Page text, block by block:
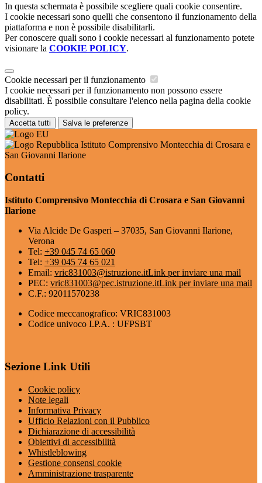
In questa schermata è possibile scegliere quali cookie consentire.
I cookie necessari sono quelli che consentono il funzionamento della
piattaforma e non è possibile disabilitarli.
Per conoscere quali sono i cookie necessari al funzionamento potete
visionare la COOKIE POLICY.
Cookie necessari per il funzionamento
I cookie necessari per il funzionamento non possono essere
disabilitati. È possibile consultare l'elenco nella pagina della cookie
policy.
Accetta tutti Salva le preferenze
Istituto Comprensivo Montecchia di Crosara e
San Giovanni Ilarione
Contatti
Istituto Comprensivo Montecchia di Crosara e San Giovanni
Ilarione
Via Alcide De Gasperi – 37035, San Giovanni Ilarione,
Verona
Tel: +39 045 74 65 060
Tel: +39 045 74 65 021
Email: vric831003@istruzione.itLink per inviare una mail
PEC: vric831003@pec.istruzione.itLink per inviare una mail
C.F.: 92011570238
Codice meccanografico: VRIC831003
Codice univoco I.P.A. : UFPSBT
Sezione Link Utili
Cookie policy
Note legali
Informativa Privacy
Ufficio Relazioni con il Pubblico
Dichiarazione di accessibilità
Obiettivi di accessibilità
Whistleblowing
Gestione consensi cookie
Amministrazione trasparente